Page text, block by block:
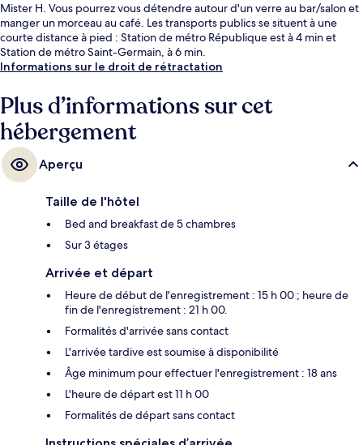
Mister H. Vous pourrez vous détendre autour d'un verre au bar/salon et
manger un morceau au café. Les transports publics se situent à une
courte distance à pied : Station de métro République est à 4 min et
Station de métro Saint-Germain, à 6 min.
Informations sur le droit de rétractation
Plus d’informations sur cet
hébergement
Aperçu
Taille de l'hôtel
Bed and breakfast de 5 chambres
Sur 3 étages
Arrivée et départ
Heure de début de l'enregistrement : 15 h 00 ; heure de
fin de l'enregistrement : 21 h 00.
Formalités d'arrivée sans contact
L'arrivée tardive est soumise à disponibilité
Âge minimum pour effectuer l'enregistrement : 18 ans
L'heure de départ est 11 h 00
Formalités de départ sans contact